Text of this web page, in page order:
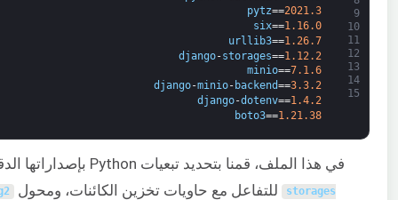
9
10
11
12
13
14
15
pytz==2021.3
six==1.16.0
urllib3==1.26.7
django-storages==1.12.2
minio==7.1.6
django-minio- backend==3.3.2
django-dotenv==1.4.2
boto3==1.21.38
في هذا الملف، قمنا بتحديد تبعيات Python بإصداراتها الدقيقة التي يجب تثبيتها عند إنشاء التطبيق. يتضمن بعضها
storages للتفاعل مع حاويات تخزين الكائنات، ومحول